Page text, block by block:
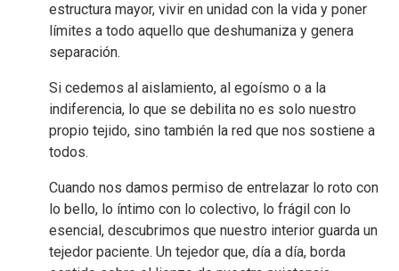
estructura mayor, vivir en unidad con la vida y poner
límites a todo aquello que deshumaniza y genera
separación.
Si cedemos al aislamiento, al egoísmo o a la
indiferencia, lo que se debilita no es solo nuestro
propio tejido, sino también la red que nos sostiene a
todos.
Cuando nos damos permiso de entrelazar lo roto con
lo bello, lo íntimo con lo colectivo, lo frágil con lo
esencial, descubrimos que nuestro interior guarda un
tejedor paciente. Un tejedor que, día a día, borda